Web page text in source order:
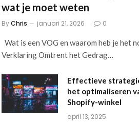
wat je moet weten
ByChris januari 21, 2026 0
Wat is een VOG en waarom heb je het
Verklaring Omtrent het Gedrag…
Effectieve
het optimaliseren
Shopify-winkel
april 13, 2025